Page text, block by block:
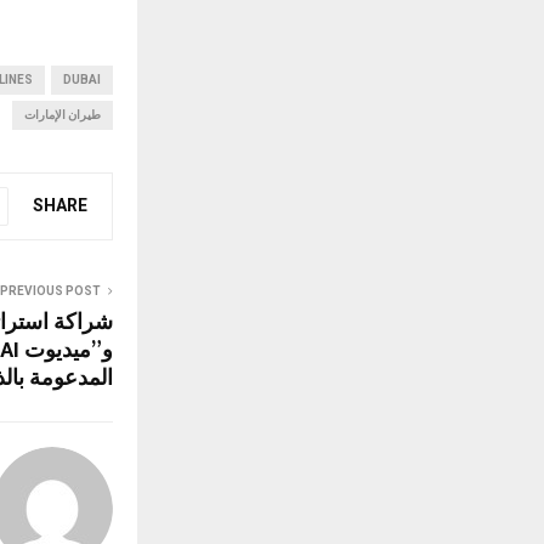
b
o
k
s
DUBAI
طيران الإمارات
SHARE
PREVIOUS POST
شراكة
المدعومة